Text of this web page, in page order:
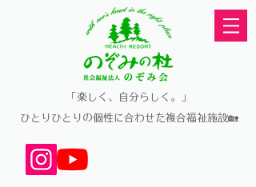
​「楽しく、自分らしく。」
​ひとりひとりの個性に合わせた複合福祉施設🏡